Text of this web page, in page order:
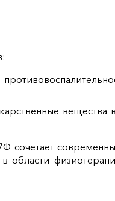
сочетает